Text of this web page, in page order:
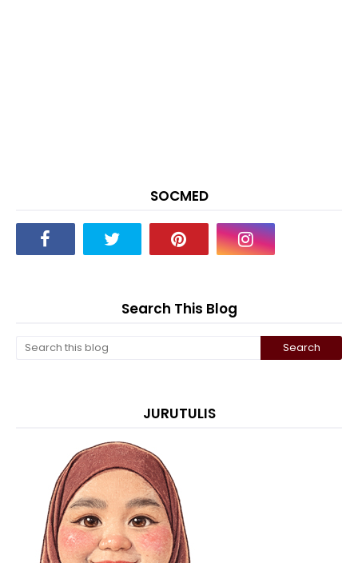
SOCMED
Search This Blog
JURUTULIS